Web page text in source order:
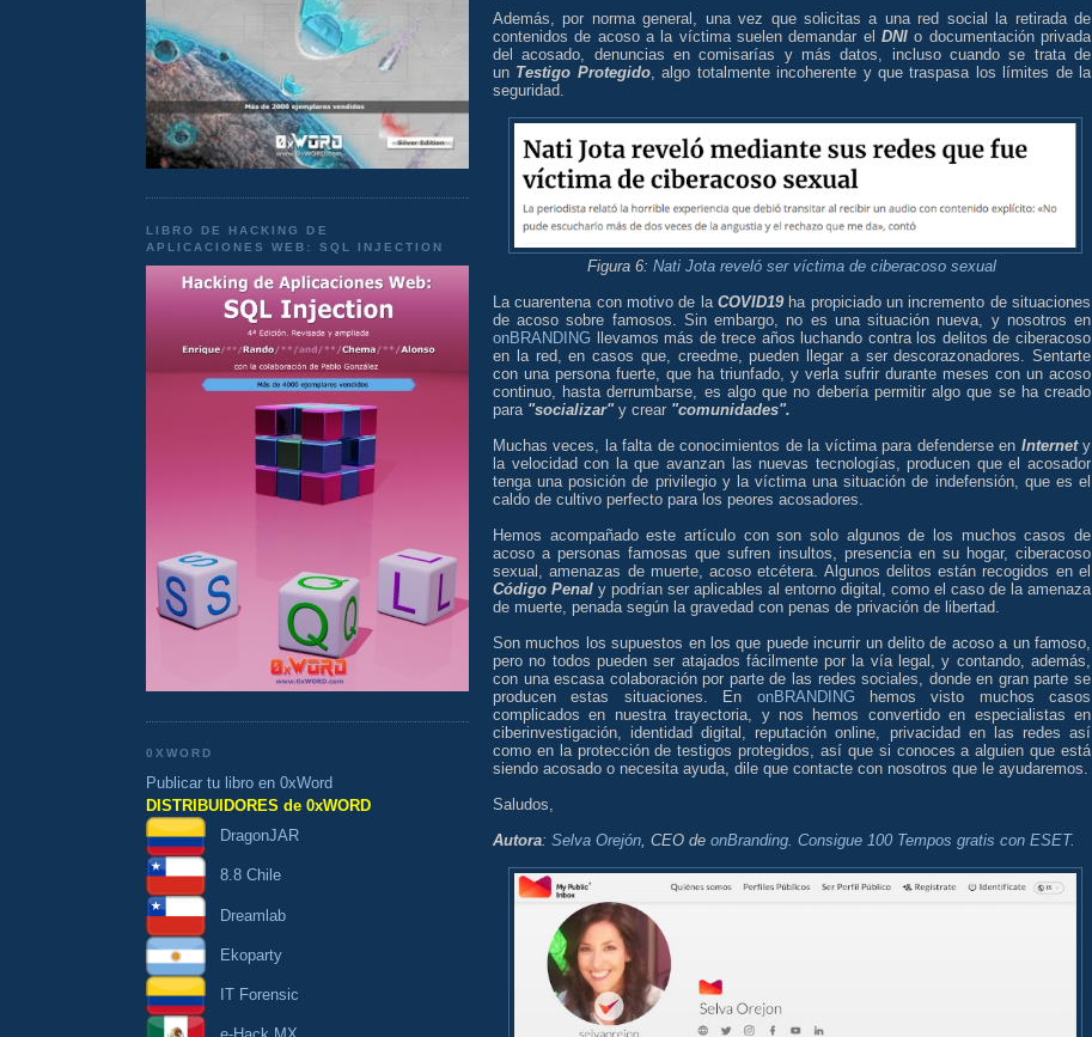
LIBRO DE HACKING DE
APLICACIONES WEB: SQL INJECTION
0XWORD
Publicar tu libro en 0xWord
DISTRIBUIDORES de 0xWORD
DragonJAR
8.8 Chile
Dreamlab
Ekoparty
IT Forensic
Además, por norma general, una vez que solicitas a una red social la retirada de
contenidos de acoso a la víctima suelen demandar el DNI o documentación privada
del acosado, denuncias en comisarías y más datos, incluso cuando se trata de
un Testigo Protegido, algo totalmente incoherente y que traspasa los límites de la
seguridad.
Figura 6: Nati Jota reveló ser víctima de ciberacoso sexual
La cuarentena con motivo de la COVID19ha propiciado un incremento de situaciones
de acoso sobre famosos. Sin embargo, no es una situación nueva, y nosotros en
onBRANDING llevamos más de trece años luchando contra los delitos de ciberacoso
en la red, en casos que, creedme, pueden llegar a ser descorazonadores. Sentarte
con una persona fuerte, que ha triunfado, y verla sufrir durante meses con un acoso
continuo, hasta derrumbarse, es algo que no debería permitir algo que se ha creado
para "socializar" y crear "comunidades".
Muchas veces, la falta de conocimientos de la víctima para defenderse en Internety
la velocidad con la que avanzan las nuevas tecnologías, producen que el acosador
tenga una posición de privilegio y la víctima una situación de indefensión, que es el
caldo de cultivo perfecto para los peores acosadores.
Hemos acompañado este artículo con son solo algunos de los muchos casos de
acoso a personas famosas que sufren insultos, presencia en su hogar, ciberacoso
sexual, amenazas de muerte, acoso etcétera. Algunos delitos están recogidos en el
Código Penal y podrían ser aplicables al entorno digital, como el caso de la amenaza
de muerte, penada según la gravedad con penas de privación de libertad.
Son muchos los supuestos en los que puede incurrir un delito de acoso a un famoso,
pero no todos pueden ser atajados fácilmente por la vía legal, y contando, además,
con una escasa colaboración por parte de las redes sociales, donde en gran parte se
producen estas situaciones. En onBRANDING hemos visto muchos casos
complicados en nuestra trayectoria, y nos hemos convertido en especialistas en
ciberinvestigación, identidad digital, reputación online, privacidad en las redes así
como en la protección de testigos protegidos, así que si conoces a alguien que está
siendo acosado o necesita ayuda, dile que contacte con nosotros que le ayudaremos.
Saludos,
Autora: Selva Orejón , CEO de onBranding Consigue 100 Tempos gratis con ESET.